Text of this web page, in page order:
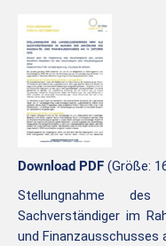
Download PDF (Größe:
Stellungnahme
Sachverständiger im
und Finanzausschusses